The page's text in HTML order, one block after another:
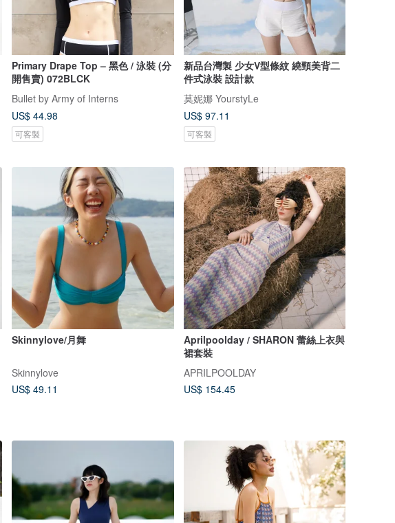
Primary Drape Top – 黑色 / 泳裝 (分
開售賣) 072BLCK
Bullet by Army of Interns
US$ 44.98
可客製
新品台灣製 少女V型條紋 繞頸美背二
件式泳裝 設計款
莫妮娜 YourstyLe
US$ 97.11
可客製
Skinnylove/月舞
Skinnylove
US$ 49.11
Aprilpoolday / SHARON 蕾絲上衣與
裙套裝
APRILPOOLDAY
US$ 154.45